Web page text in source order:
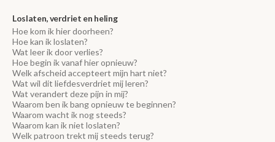
Loslaten, verdriet en heling
Hoe kom ik hier doorheen?
Hoe kan ik loslaten?
Wat leer ik door verlies?
Hoe begin ik vanaf hier opnieuw?
Welk afscheid accepteert mijn hart niet?
Wat wil dit liefdesverdriet mij leren?
Wat verandert deze pijn in mij?
Waarom ben ik bang opnieuw te beginnen?
Waarom wacht ik nog steeds?
Waarom kan ik niet loslaten?
Welk patroon trekt mij steeds terug?